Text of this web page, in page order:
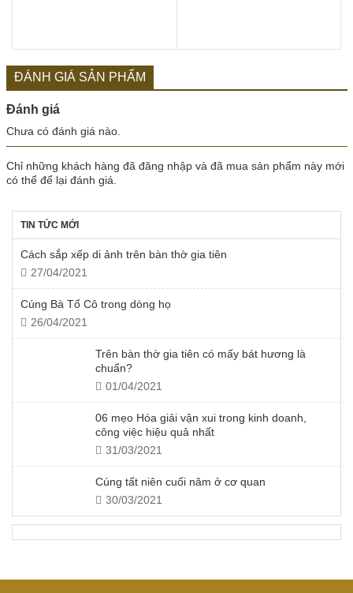
ĐÁNH GIÁ SẢN PHẨM
Đánh giá
Chưa có đánh giá nào.
Chỉ những khách hàng đã đăng nhập và đã mua sản phẩm này mới
có thể để lại đánh giá.
TIN TỨC MỚI
Cách sắp xếp di ảnh trên bàn thờ gia tiên
27/04/2021
Cúng Bà Tổ Cô trong dòng họ
26/04/2021
Trên bàn thờ gia tiên có mấy bát hương là
chuẩn?
01/04/2021
06 mẹo Hóa giải vận xui trong kinh doanh,
công việc hiệu quả nhất
31/03/2021
Cúng tất niên cuối năm ở cơ quan
30/03/2021